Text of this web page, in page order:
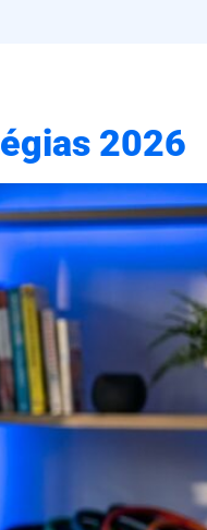
2026